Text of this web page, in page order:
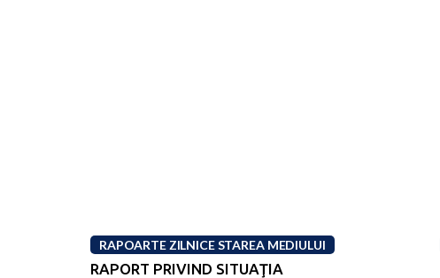
RAPOARTE ZILNICE STAREA MEDIULUI
RAPORT PRIVIND SITUAŢIA